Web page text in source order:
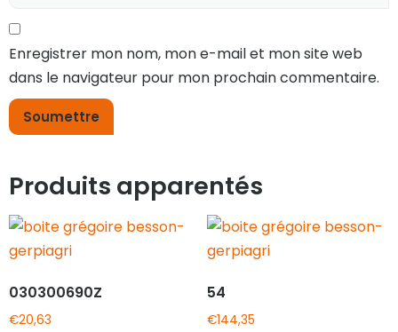
Enregistrer mon nom, mon e-mail et mon site web
dans le navigateur pour mon prochain commentaire.
Produits apparentés
030300690Z
€20,63
54
€144,35